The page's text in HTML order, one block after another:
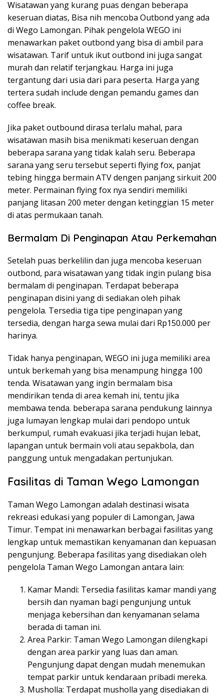
Wisatawan yang kurang puas dengan beberapa
keseruan diatas, Bisa nih mencoba Outbond yang ada
di Wego Lamongan. Pihak pengelola WEGO ini
menawarkan paket outbond yang bisa di ambil para
wisatawan. Tarif untuk ikut outbond ini juga sangat
murah dan relatif terjangkau. Harga ini juga
tergantung dari usia dari para peserta. Harga yang
tertera sudah include dengan pemandu games dan
coffee break.
Jika paket outbound dirasa terlalu mahal, para
wisatawan masih bisa menikmati keseruan dengan
beberapa sarana yang tidak kalah seru. Beberapa
sarana yang seru tersebut seperti flying fox, panjat
tebing hingga bermain ATV dengen panjang sirkuit 200
meter. Permainan flying fox nya sendiri memiliki
panjang litasan 200 meter dengan ketinggian 15 meter
di atas permukaan tanah.
Bermalam Di Penginapan Atau Perkemahan
Setelah puas berkelilin dan juga mencoba keseruan
outbond, para wisatawan yang tidak ingin pulang bisa
bermalam di penginapan. Terdapat beberapa
penginapan disini yang di sediakan oleh pihak
pengelola. Tersedia tiga tipe penginapan yang
tersedia, dengan harga sewa mulai dari Rp150.000 per
harinya.
Tidak hanya penginapan, WEGO ini juga memiliki area
untuk berkemah yang bisa menampung hingga 100
tenda. Wisatawan yang ingin bermalam bisa
mendirikan tenda di area kemah ini, tentu jika
membawa tenda. beberapa sarana pendukung lainnya
juga lumayan lengkap mulai dari pendopo untuk
berkumpul, rumah evakuasi jika terjadi hujan lebat,
lapangan untuk bermain voli atau sepakbola, dan
panggung untuk mengadakan pertunjukan.
Fasilitas di Taman Wego Lamongan
Taman Wego Lamongan adalah destinasi wisata
rekreasi edukasi yang populer di Lamongan, Jawa
Timur. Tempat ini menawarkan berbagai fasilitas yang
lengkap untuk memastikan kenyamanan dan kepuasan
pengunjung. Beberapa fasilitas yang disediakan oleh
pengelola Taman Wego Lamongan antara lain:
Kamar Mandi: Tersedia fasilitas kamar mandi yang
bersih dan nyaman bagi pengunjung untuk
menjaga kebersihan dan kenyamanan selama
berada di taman ini.
Area Parkir: Taman Wego Lamongan dilengkapi
dengan area parkir yang luas dan aman.
Pengunjung dapat dengan mudah menemukan
tempat parkir untuk kendaraan pribadi mereka.
Musholla: Terdapat musholla yang disediakan di